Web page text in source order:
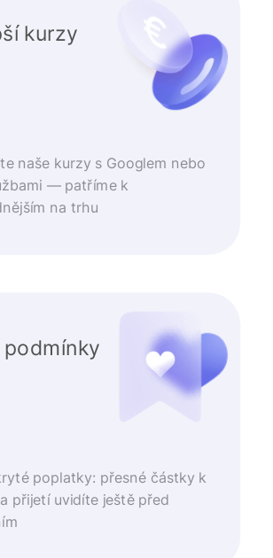
kurzy
naše kurzy s Googlem nebo
— patříme k
na trhu
podmínky
poplatky: přesné částky k
přijetí uvidíte ještě před